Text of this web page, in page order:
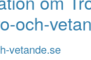
och-
vetande.se